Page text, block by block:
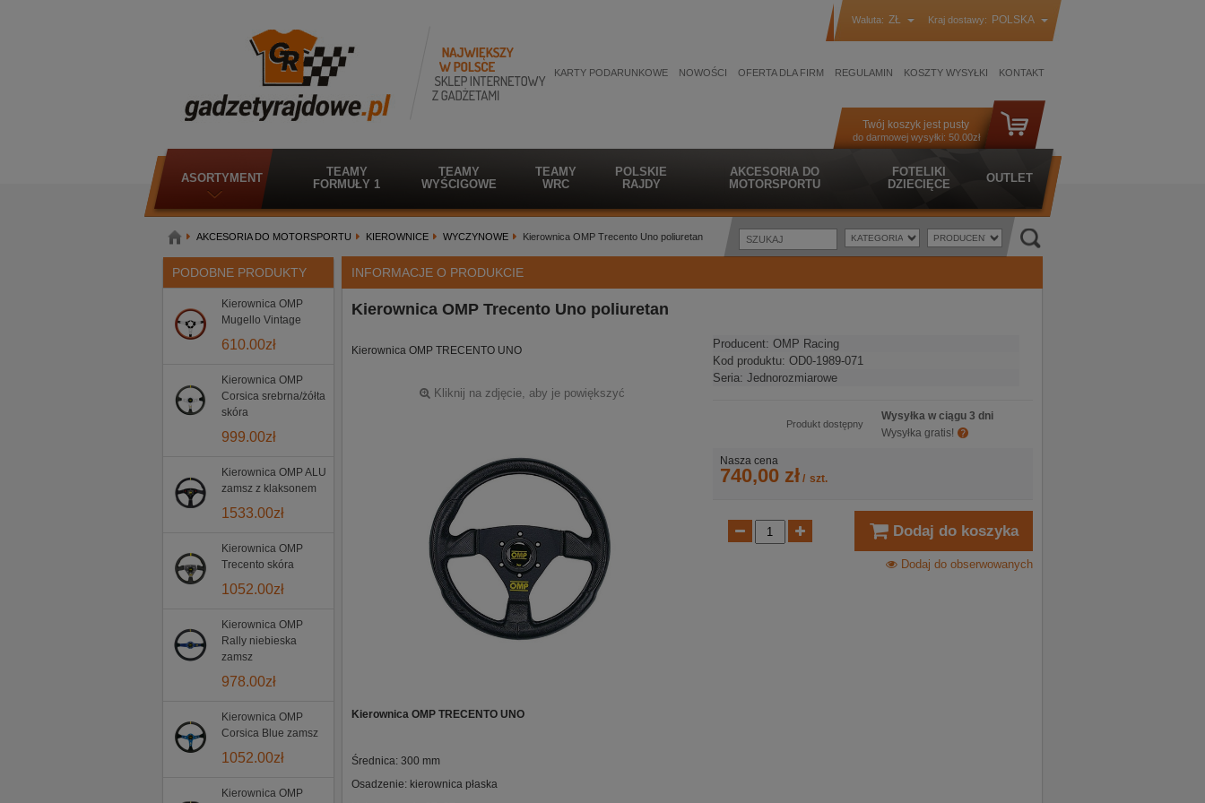
Waluta: ZŁ Kraj dostawy: POLSKA
KARTY PODARUNKOWE NOWOŚCI OFERTA DLA FIRM REGULAMIN KOSZTY WYSYŁKI KONTAKT
Twój koszyk jest pusty
do darmowej wysyłki: 50.00zł
ASORTYMENT
TEAMY
FORMUŁY 1
TEAMY
WYŚCIGOWE
TEAMY
WRC
POLSKIE
RAJDY
AKCESORIA DO
MOTORSPORTU
FOTELIKI
DZIECIĘCE
OUTLET
AKCESORIA DO MOTORSPORTU KIEROWNICE WYCZYNOWE Kierownica OMP Trecento Uno poliuretan
PODOBNE PRODUKTY
Kierownica OMP
Mugello Vintage
610.00zł
Kierownica OMP
Corsica srebrna/żółta
skóra
999.00zł
Kierownica OMP ALU
zamsz z klaksonem
1533.00zł
Kierownica OMP
Trecento skóra
1052.00zł
Kierownica OMP
Rally niebieska
zamsz
978.00zł
Kierownica OMP
Corsica Blue zamsz
1052.00zł
Kierownica OMP
INFORMACJE O PRODUKCIE
Kierownica OMP Trecento Uno poliuretan
Kierownica OMP TRECENTO UNO
Kliknij na zdjęcie, aby je powiększyć
Producent: OMP Racing
Kod produktu: OD0-1989-071
Seria: Jednorozmiarowe
Produkt dostępny
Wysyłka w ciągu 3 dni
Wysyłka gratis!
Nasza cena
740,00 zł/ szt.
Dodaj do koszyka
Dodaj do obserwowanych
Kierownica OMP TRECENTO UNO
Średnica: 300 mm
Osadzenie: kierownica płaska